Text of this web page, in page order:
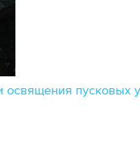
пусковых